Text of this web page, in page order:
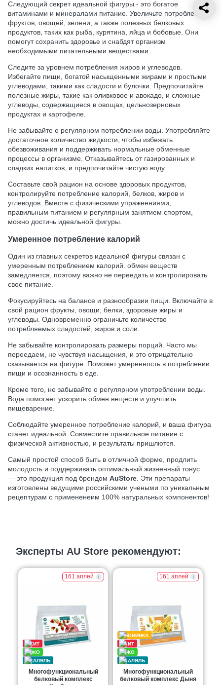
Следующий секрет идеальной фигуры - это богатое
витаминами и минералами питание. Увеличьте потребление
фруктов, овощей, зелени, а также полезных белковых
продуктов, таких как рыба, курятина, яйца и бобовые. Они
помогут сохранить здоровье и снабдят организм
необходимыми питательными веществами.
Следите за уровнем потребления жиров и углеводов.
Избегайте пищи, богатой насыщенными жирами и простыми
углеводами, такими как сладости и булочки. Предпочитайте
полезные жиры, такие как оливковое и авокадо, и сложные
углеводы, содержащиеся в овощах, цельнозерновых
продуктах и картофеле.
Не забывайте о регулярном потреблении воды. Употребляйте
достаточное количество жидкости, чтобы избежать
обезвоживания и поддерживать нормальные обменные
процессы в организме. Отказывайтесь от газированных и
сладких напитков, и предпочитайте чистую воду.
Составьте свой рацион на основе здоровых продуктов,
контролируйте потребление калорий, белков, жиров и
углеводов. Вместе с физическими упражнениями,
правильным питанием и регулярным занятием спортом,
можно достичь идеальной фигуры.
Умеренное потребление калорий
Один из главных секретов идеальной фигуры связан с
умеренным потреблением калорий. обмен веществ
замедляется, поэтому важно не переедать и контролировать
свое питание.
Фокусируйтесь на балансе и разнообразии пищи. Включайте в
свой рацион фрукты, овощи, белки, здоровые жиры и
углеводы. Одновременно ограничьте количество
потребляемых сладостей, жиров и соли.
Не забывайте контролировать размеры порций. Часто мы
переедаем, не чувствуя насыщения, и это отрицательно
сказывается на фигуре. Поможет умеренность в потреблении
пищи и осознанность в еде.
Кроме того, не забывайте о регулярном употреблении воды.
Вода помогает ускорить обмен веществ и улучшить
пищеварение.
Соблюдайте умеренное потребление калорий, и ваша фигура
станет идеальной. Совместите правильное питание с
физической активностью, и результаты пришлются.
Самый простой способ быть в отличной форме, продлить
молодость и поддерживать оптимальный жизненный тонус
— это продукция под брендом AuStore. Эти препараты
изготовлены ведущими российскими учеными по уникальным
рецептурам с примененеим 100% натуральных компонентов!
Эксперты AU Store рекомендуют:
161 аплей
Многофункциональный
белковый комплекс
161 аплей
Многофункциональный
белковый комплекс Дыня